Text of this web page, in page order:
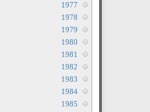
1977
1978
1979
1980
1981
1982
1983
1984
1985